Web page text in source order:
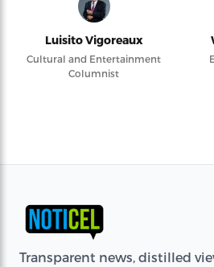
Luisito Vigoreaux
Cultural and Entertainment
Columnist
Transparent news, distilled